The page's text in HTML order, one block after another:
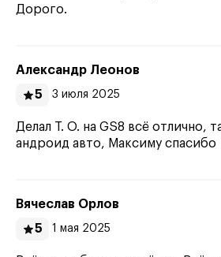
Дорого.
Александр Леонов
5
3 июля 2025
Делал Т. О. на GS8 всё отлично,
андроид авто, Максиму спасибо
Вячеслав Орлов
5
1 мая 2025